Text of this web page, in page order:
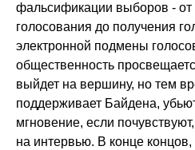
фальсификации выборов - от
голосования до получения
электронной подмены
общественность
выйдет на вершину, но тем
поддерживает Байдена,
мгновение, если
на интервью. В конце